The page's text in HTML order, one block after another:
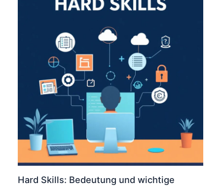
Hard Skills: Bedeutung und wichtige